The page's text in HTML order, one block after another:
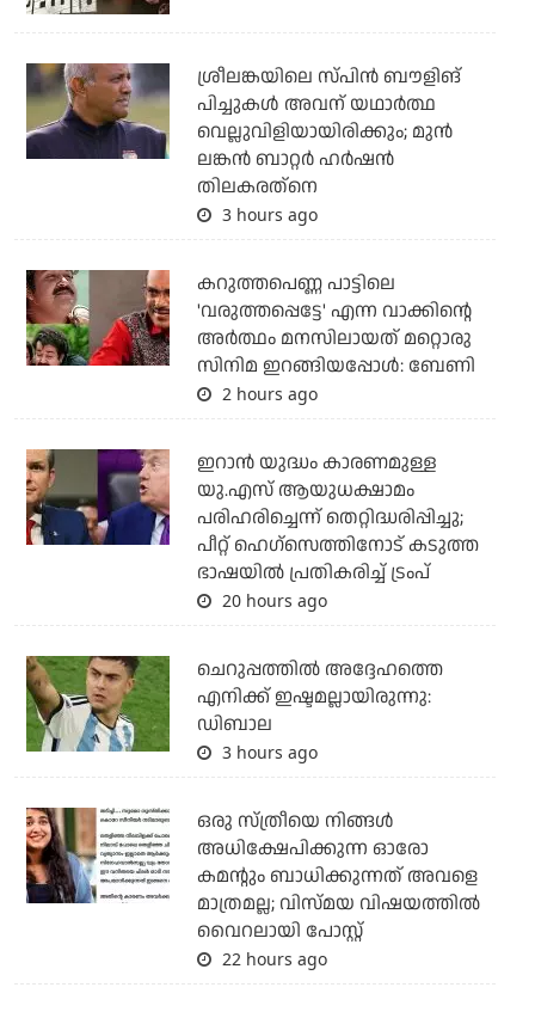
ശ്രീലങ്കയിലെ സ്പിന്‍ ബൗളിങ്
പിച്ചുകള്‍ അവന് യഥാര്‍ത്ഥ
വെല്ലുവിളിയായിരിക്കും; മുന്‍
ലങ്കന്‍ ബാറ്റര്‍ ഹര്‍ഷന്‍
തിലകരത്‌നെ
3 hours ago
കറുത്തപെണ്ണ പാട്ടിലെ
'വരുത്തപ്പെട്ടേ' എന്ന വാക്കിന്റെ
അർത്ഥം മനസിലായത് മറ്റൊരു
സിനിമ ഇറങ്ങിയപ്പോൾ: ബേണി
2 hours ago
ഇറാന്‍ യുദ്ധം കാരണമുള്ള
യു.എസ് ആയുധക്ഷാമം
പരിഹരിച്ചെന്ന് തെറ്റിദ്ധരിപ്പിച്ചു;
പീറ്റ് ഹെഗ്‌സെത്തിനോട് കടുത്ത
ഭാഷയില്‍ പ്രതികരിച്ച് ട്രംപ്
20 hours ago
ചെറുപ്പത്തില്‍ അദ്ദേഹത്തെ
എനിക്ക് ഇഷ്ടമല്ലായിരുന്നു:
ഡിബാല
3 hours ago
ഒരു സ്ത്രീയെ നിങ്ങള്‍
അധിക്ഷേപിക്കുന്ന ഓരോ
കമന്റും ബാധിക്കുന്നത് അവളെ
മാത്രമല്ല; വിസ്മയ വിഷയത്തില്‍
വൈറലായി പോസ്റ്റ്
22 hours ago